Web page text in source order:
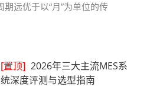
期远优于以“月”为单位的传
[置顶] 2026年三大主流MES系
统深度评测与选型指南